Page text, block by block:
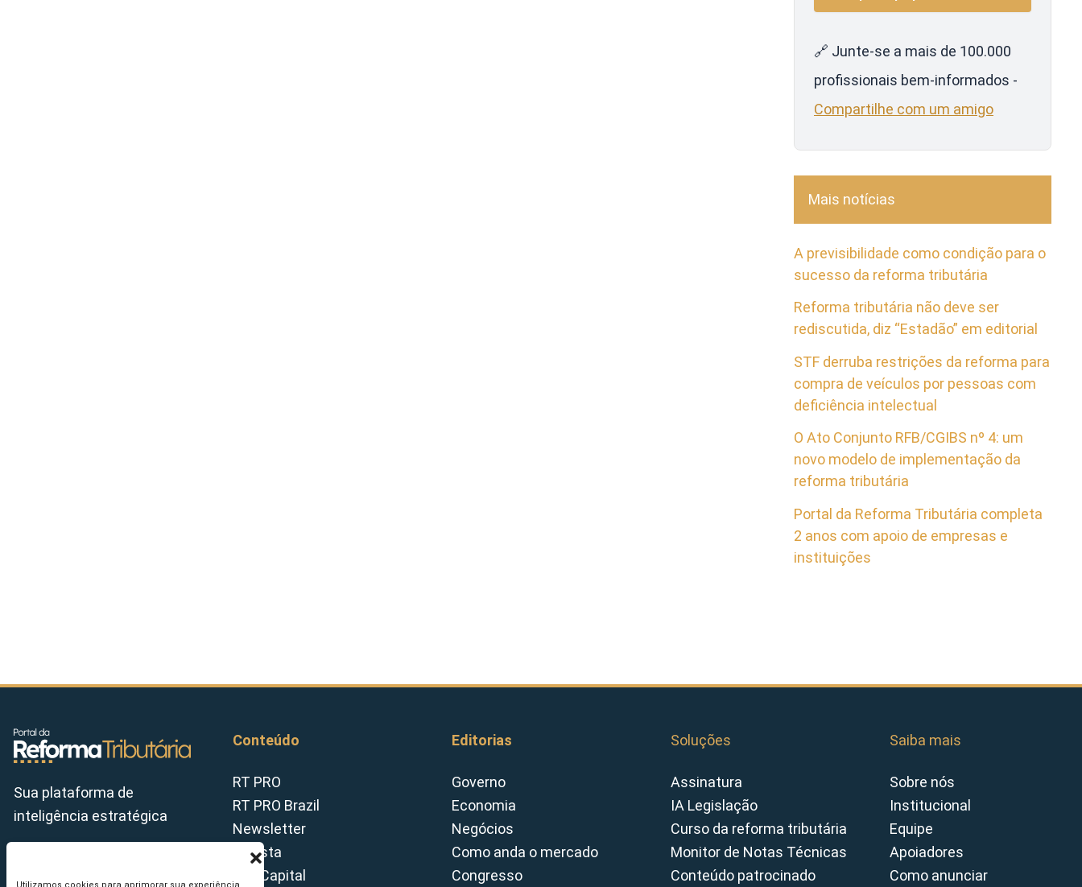
🔗 Junte-se a mais de 100.000
profissionais bem-informados -
Compartilhe com um amigo
Mais notícias
A previsibilidade como condição para o
sucesso da reforma tributária
Reforma tributária não deve ser
rediscutida, diz “Estadão” em editorial
STF derruba restrições da reforma para
compra de veículos por pessoas com
deficiência intelectual
O Ato Conjunto RFB/CGIBS nº 4: um
novo modelo de implementação da
reforma tributária
Portal da Reforma Tributária completa
2 anos com apoio de empresas e
instituições
Sua plataforma de
inteligência estratégica
Conteúdo
RT PRO
RT PRO Brazil
Newsletter
Revista
Tax Capital
Editorias
Governo
Economia
Negócios
Como anda o mercado
Congresso
Soluções
Assinatura
IA Legislação
Curso da reforma tributária
Monitor de Notas Técnicas
Conteúdo patrocinado
Saiba mais
Sobre nós
Institucional
Equipe
Apoiadores
Como anunciar